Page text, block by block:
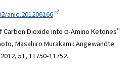
anie.201206166
Dioxide into α-Amino Ketones"
Masahiro Murakami: Angewandte
51, 11750-11752.